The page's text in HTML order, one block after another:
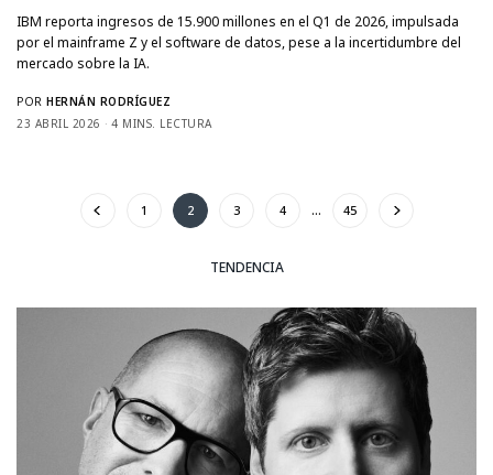
IBM reporta ingresos de 15.900 millones en el Q1 de 2026, impulsada
por el mainframe Z y el software de datos, pese a la incertidumbre del
mercado sobre la IA.
POR HERNÁN RODRÍGUEZ
23 ABRIL 2026
4 MINS. LECTURA
1 2 3 4 … 45
TENDENCIA